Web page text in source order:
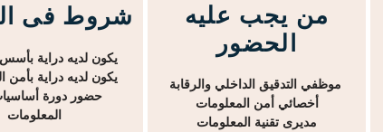
شروط فى
يكون لديه دراية
يكون لديه دراية بأمن
حضور دورة
المعلومات
من يجب عليه
الحضور
أخصائي أمن المعلومات
مديرى تقنية المعلومات